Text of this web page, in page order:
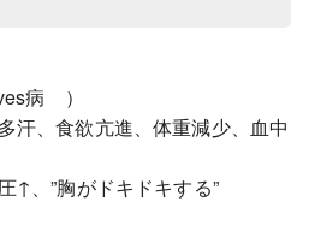
病 ）
、食欲亢進、体重減少、血中
、”胸がドキドキする”